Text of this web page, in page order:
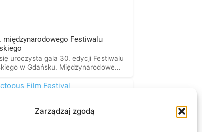
Zarządzaj zgodą
międzynarodowego Festiwalu
uroczysta gala 30. edycji Festiwalu
w Gdańsku. Międzynarodowe
Jury Dziennikarzy i Dziennikarek
ZŁOTY YORICK Teatr Zagłębia
spektakl „Hamlet” (reż. Jacek
najbardziej uniwersalne z obejrzanych
z wyjątkowym zespołem aktorskim